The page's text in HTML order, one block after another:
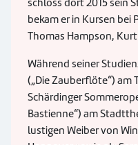
schloss dort 2015 sein
bekam er in Kursen bei
Thomas Hampson,
Während seiner
(„Die Zauberflöte“) am
Schärdinger
Bastienne“) am
lustigen Weiber von